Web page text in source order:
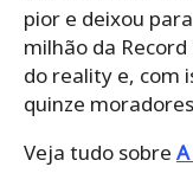
pior e deixou
milhão da
do reality e, com
quinze
Veja tudo sobre